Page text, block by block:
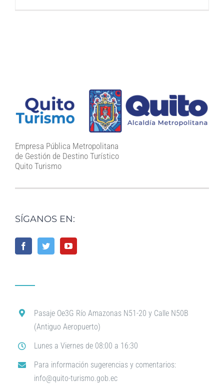
Empresa Pública Metropolitana
de Gestión de Destino Turístico
Quito Turismo
SÍGANOS EN:
Pasaje Oe3G Río Amazonas N51-20 y Calle N50B
(Antiguo Aeropuerto)
Lunes a Viernes de 08:00 a 16:30
Para información sugerencias y comentarios:
info@quito-turismo.gob.ec